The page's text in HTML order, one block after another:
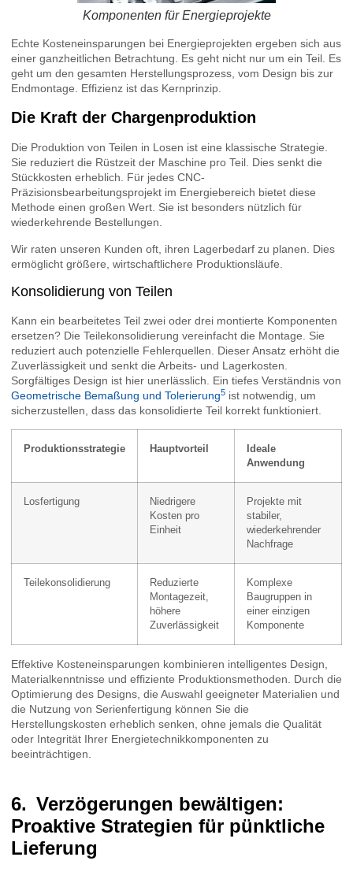
Komponenten für Energieprojekte
Echte Kosteneinsparungen bei Energieprojekten ergeben sich aus
einer ganzheitlichen Betrachtung. Es geht nicht nur um ein Teil. Es
geht um den gesamten Herstellungsprozess, vom Design bis zur
Endmontage. Effizienz ist das Kernprinzip.
Die Kraft der Chargenproduktion
Die Produktion von Teilen in Losen ist eine klassische Strategie.
Sie reduziert die Rüstzeit der Maschine pro Teil. Dies senkt die
Stückkosten erheblich. Für jedes CNC-
Präzisionsbearbeitungsprojekt im Energiebereich bietet diese
Methode einen großen Wert. Sie ist besonders nützlich für
wiederkehrende Bestellungen.
Wir raten unseren Kunden oft, ihren Lagerbedarf zu planen. Dies
ermöglicht größere, wirtschaftlichere Produktionsläufe.
Konsolidierung von Teilen
Kann ein bearbeitetes Teil zwei oder drei montierte Komponenten
ersetzen? Die Teilekonsolidierung vereinfacht die Montage. Sie
reduziert auch potenzielle Fehlerquellen. Dieser Ansatz erhöht die
Zuverlässigkeit und senkt die Arbeits- und Lagerkosten.
Sorgfältiges Design ist hier unerlässlich. Ein tiefes Verständnis von
Geometrische Bemaßung und Tolerierung5 ist notwendig, um
sicherzustellen, dass das konsolidierte Teil korrekt funktioniert.
Produktionsstrategie Hauptvorteil
Ideale
Anwendung
Losfertigung
Niedrigere
Kosten pro
Einheit
Projekte mit
stabiler,
wiederkehrender
Nachfrage
Teilekonsolidierung
Reduzierte
Montagezeit,
höhere
Zuverlässigkeit
Komplexe
Baugruppen in
einer einzigen
Komponente
Effektive Kosteneinsparungen kombinieren intelligentes Design,
Materialkenntnisse und effiziente Produktionsmethoden. Durch die
Optimierung des Designs, die Auswahl geeigneter Materialien und
die Nutzung von Serienfertigung können Sie die
Herstellungskosten erheblich senken, ohne jemals die Qualität
oder Integrität Ihrer Energietechnikkomponenten zu
beeinträchtigen.
Verzögerungen bewältigen:
Proaktive Strategien für pünktliche
Lieferung